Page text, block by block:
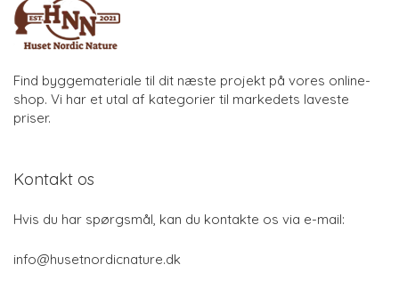
Find byggemateriale til dit næste projekt på vores online-
shop. Vi har et utal af kategorier til markedets laveste
priser.
Kontakt os
Hvis du har spørgsmål, kan du kontakte os via e-mail:
info@husetnordicnature.dk